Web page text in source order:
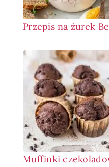
Przepis na żurek
Muffinki